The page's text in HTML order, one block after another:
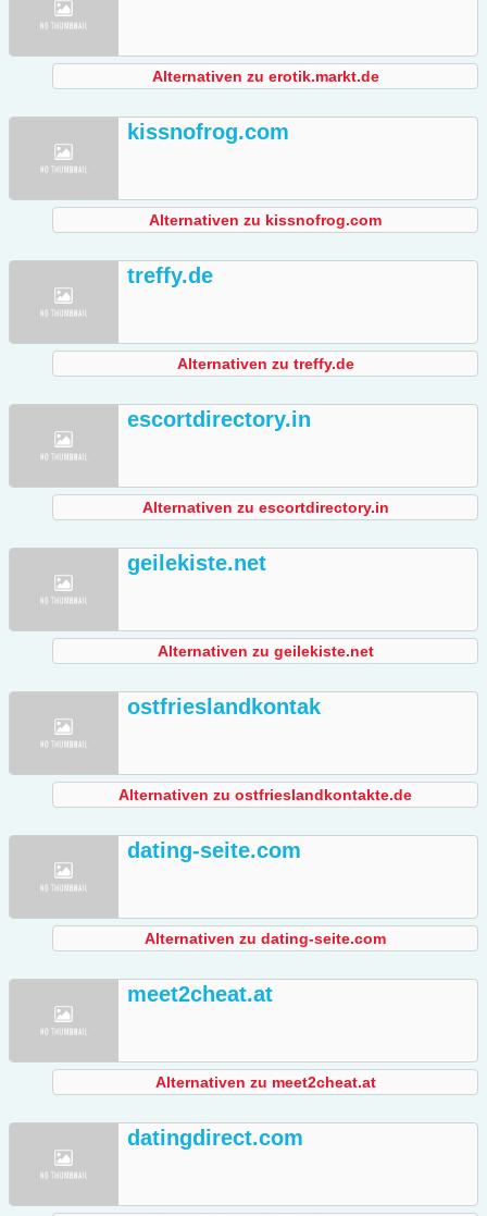
Alternativen zu erotik.markt.de
kissnofrog.com
Alternativen zu kissnofrog.com
treffy.de
Alternativen zu treffy.de
escortdirectory.in
Alternativen zu escortdirectory.in
geilekiste.net
Alternativen zu geilekiste.net
ostfrieslandkontak
Alternativen zu ostfrieslandkontakte.de
dating-seite.com
Alternativen zu dating-seite.com
meet2cheat.at
Alternativen zu meet2cheat.at
datingdirect.com